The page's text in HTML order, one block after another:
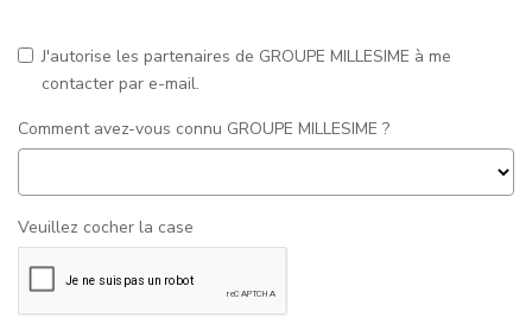
J'autorise les partenaires de GROUPE MILLESIME à me
contacter par e-mail.
Comment avez-vous connu GROUPE MILLESIME ?
Veuillez cocher la case